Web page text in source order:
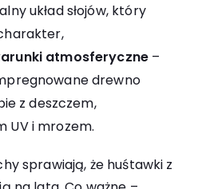
układ słojów, który
atmosferyczne –
drewno
z deszczem,
UV i mrozem.
sprawiają, że huśtawki z